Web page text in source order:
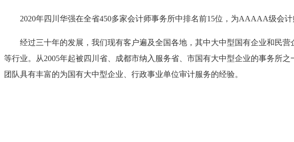
2020年四川华强在全省450多家会计师事务所中排名前15位，为AAAAA级会计
经过三十年的发展，我们现有客户遍及全国各地，其中大中型国有企业和民营
等行业。从2005年起被四川省、成都市纳入服务省、市国有大中型企业的事务所
团队具有丰富的为国有大中型企业、行政事业单位审计服务的经验。